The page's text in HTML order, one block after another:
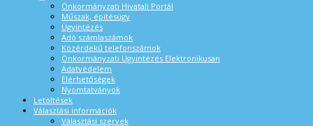
Önkormányzati Hivatali Portál
Műszak, építésügy
Ügyintézés
Adó számlaszámok
Közérdekű telefonszámok
Önkormányzati Ügyintézés Elektronikusan
Adatvédelem
Elérhetőségek
Nyomtatványok
Letöltések
Választási információk
Választási szervek